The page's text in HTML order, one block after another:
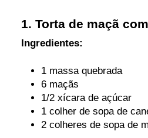
1. Torta de maçã
Ingredientes:
1 massa quebrada
6 maçãs
1/2 xícara de açúcar
1 colher de sopa de
2 colheres de sopa de